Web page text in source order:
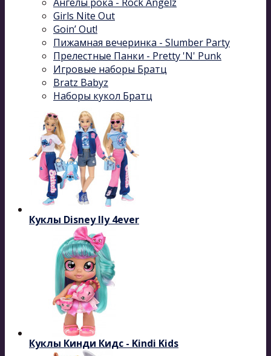
Girls Nite Out
Goin’ Out!
Пижамная вечеринка - Slumber Party
Прелестные Панки - Pretty 'N' Punk
Игровые наборы Братц
Bratz Babyz
Наборы кукол Братц
Куклы Disney Ily 4ever
Куклы Кинди Кидс - Kindi Kids